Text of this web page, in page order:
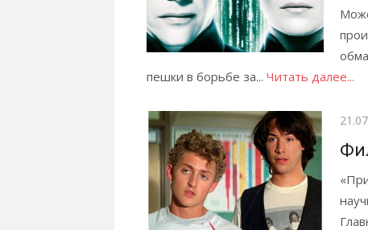
пешки в борьбе за... Читать далее...